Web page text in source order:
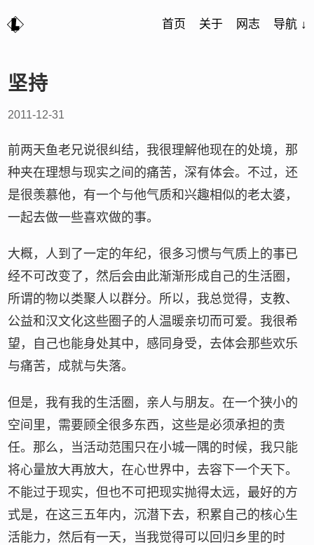
首页 关于 网志 导航 ↓
坚持
2011-12-31
前两天鱼老兄说很纠结，我很理解他现在的处境，那
种夹在理想与现实之间的痛苦，深有体会。不过，还
是很羡慕他，有一个与他气质和兴趣相似的老太婆，
一起去做一些喜欢做的事。
大概，人到了一定的年纪，很多习惯与气质上的事已
经不可改变了，然后会由此渐渐形成自己的生活圈，
所谓的物以类聚人以群分。所以，我总觉得，支教、
公益和汉文化这些圈子的人温暖亲切而可爱。我很希
望，自己也能身处其中，感同身受，去体会那些欢乐
与痛苦，成就与失落。
但是，我有我的生活圈，亲人与朋友。在一个狭小的
空间里，需要顾全很多东西，这些是必须承担的责
任。那么，当活动范围只在小城一隅的时候，我只能
将心量放大再放大，在心世界中，去容下一个天下。
不能过于现实，但也不可把现实抛得太远，最好的方
式是，在这三五年内，沉潜下去，积累自己的核心生
活能力，然后有一天，当我觉得可以回归乡里的时